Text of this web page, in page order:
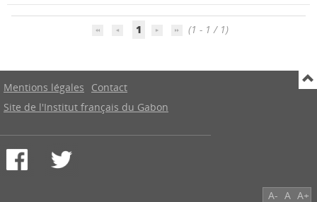
1 (1 - 1 / 1)
Mentions légales
Contact
Site de l'Institut français du Gabon
A- A A+